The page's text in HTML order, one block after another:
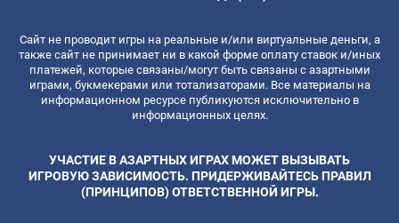
Сайт не проводит игры на реальные и/или виртуальные деньги, а
также сайт не принимает ни в какой форме оплату ставок и/иных
платежей, которые связаны/могут быть связаны с азартными
играми, букмекерами или тотализаторами. Все материалы на
информационном ресурсе публикуются исключительно в
информационных целях.
УЧАСТИЕ В АЗАРТНЫХ ИГРАХ МОЖЕТ ВЫЗЫВАТЬ
ИГРОВУЮ ЗАВИСИМОСТЬ. ПРИДЕРЖИВАЙТЕСЬ ПРАВИЛ
(ПРИНЦИПОВ) ОТВЕТСТВЕННОЙ ИГРЫ.